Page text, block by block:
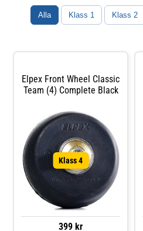
Alla Klass 1 Klass 2
Elpex Front Wheel Classic
Team (4) Complete Black
Klass 4
399 kr